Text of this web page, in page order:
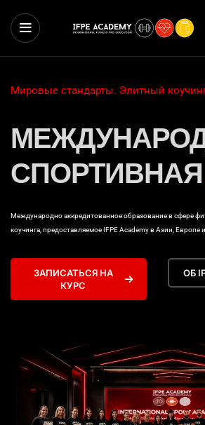
Мировые стандарты. Элитный
СПОРТИВНАЯ
Международно аккредитованное образование в сфере
коучинга, предоставляемое IFPE Academy в Азии, Европе
ЗАПИСАТЬСЯ НА
КУРС
ОБ